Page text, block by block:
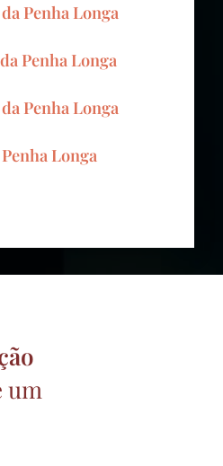
Penha Longa
Penha Longa
Penha Longa
Longa
um